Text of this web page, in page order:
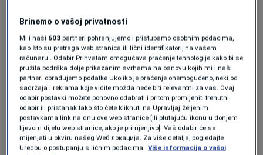
u leđima i kukovima.
U početku se bol može javljati povremeno, no s
vremenom često postaje stalna. Liječnik može
preporučiti lijekove, terapije i druge metode za
ublažavanje boli.
Kratkoća daha i problemi s
Brinemo o vašoj privatnosti
Mi i naši 603 partneri pohranjujemo i pristupamo osobnim podacima,
kao što su pretraga web stranica ili lični identifikatori, na vašem
računaru . Odabir Prihvatam omogućava praćenje tehnologije kako bi se
pružila podrška dolje prikazanim svrhama na osnovu kojih mi i naši
partneri obrađujemo podatke Ukoliko je praćenje onemogućeno, neki od
sadržaja i reklama koje vidite možda neće biti relevantni za vas. Ovaj
odabir postavki možete ponovno odabrati i pritom promijeniti trenutni
odabir ili pristanak tako što ćete kliknuti na Upravljaj željenim
postavkama link na dnu ove web stranice [ili plutajuću ikonu u donjem
lijevom dijelu web stranice, ako je primjenjivo]. Vaš odabir će se
mijenjati u okviru našeg Wеб локација. Za više detalja, pogledajte
Uredbu o postupanju s ličnim podacima. Više informacija o vašoj